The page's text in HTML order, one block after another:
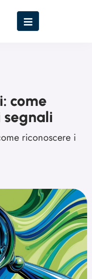
come
segnali
riconoscere i